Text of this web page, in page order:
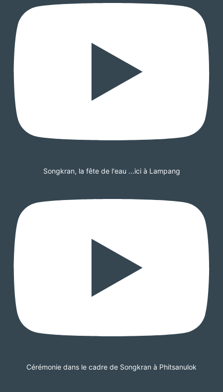
Songkran, la fête de l'eau ...ici à Lampang
Cérémonie dans le cadre de Songkran à Phitsanulok